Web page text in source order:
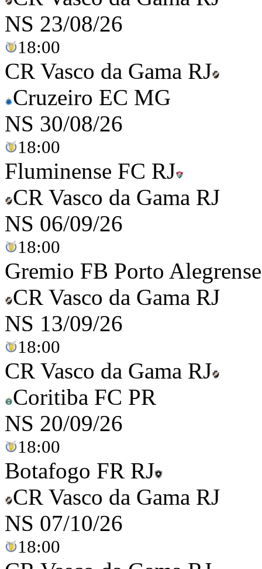
NS 23/08/26
18:00
CR Vasco da Gama RJ
Cruzeiro EC MG
NS 30/08/26
18:00
Fluminense FC RJ
CR Vasco da Gama RJ
NS 06/09/26
18:00
Gremio FB Porto
CR Vasco da Gama RJ
NS 13/09/26
18:00
CR Vasco da Gama RJ
Coritiba FC PR
NS 20/09/26
18:00
Botafogo FR RJ
CR Vasco da Gama RJ
NS 07/10/26
18:00